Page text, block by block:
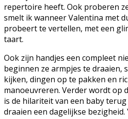
repertoire heeft. Ook proberen
smelt ik wanneer Valentina met
probeert te vertellen, met een
taart.
Ook zijn handjes een compleet
beginnen ze armpjes te draaien,
kijken, dingen op te pakken en
manoeuvreren. Verder wordt op
is de hilariteit van een baby
draaien een dagelijkse bezigheid.